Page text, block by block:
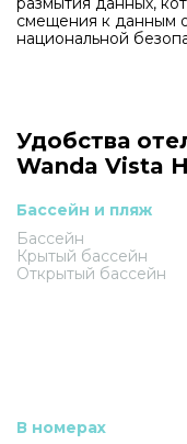
смещения к данным
национальной
Удобства
Wanda Vista
Бассейн и пляж
Бассейн
Крытый бассейн
Открытый бассейн
В номерах